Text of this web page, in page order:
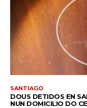
SANTIAGO
DOUS DETIDOS EN
NUN DOMICILIO DO